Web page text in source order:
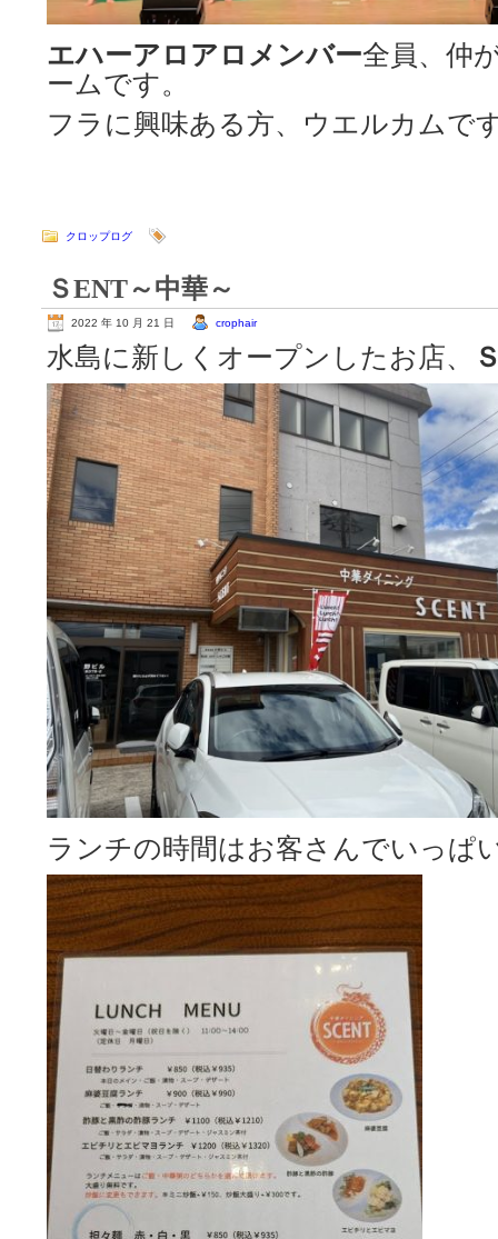
エハーアロアロメンバー全員、仲
ームです。
フラに興味ある方、ウエルカムで
クロップログ
ＳENT～中華～
2022 年 10 月 21 日 crophair
水島に新しくオープンしたお店、
ランチの時間はお客さんでいっぱ